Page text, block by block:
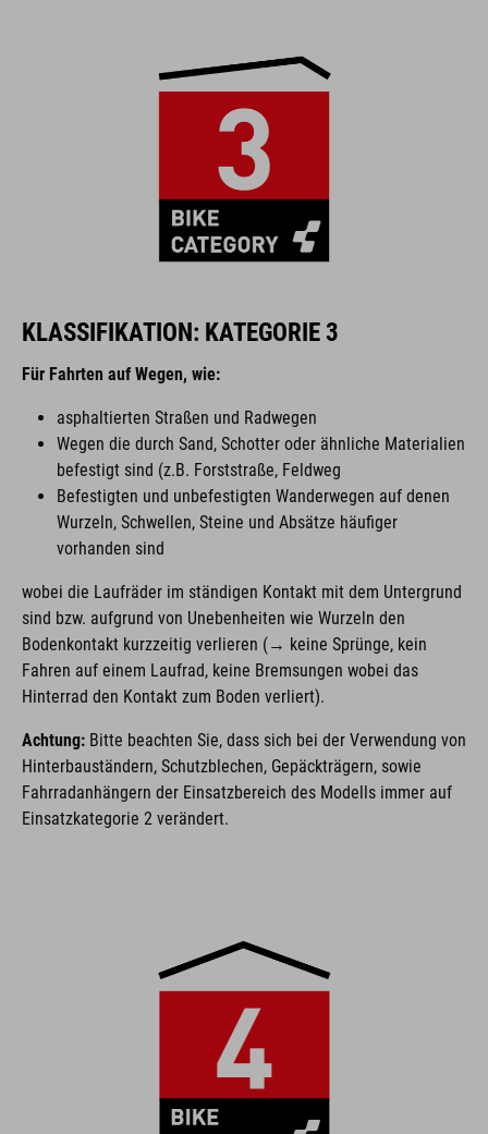
KLASSIFIKATION: KATEGORIE 3
Für Fahrten auf Wegen, wie:
asphaltierten Straßen und Radwegen
Wegen die durch Sand, Schotter oder ähnliche Materialien
befestigt sind (z.B. Forststraße, Feldweg
Befestigten und unbefestigten Wanderwegen auf denen
Wurzeln, Schwellen, Steine und Absätze häufiger
vorhanden sind
wobei die Laufräder im ständigen Kontakt mit dem Untergrund
sind bzw. aufgrund von Unebenheiten wie Wurzeln den
Bodenkontakt kurzzeitig verlieren (→ keine Sprünge, kein
Fahren auf einem Laufrad, keine Bremsungen wobei das
Hinterrad den Kontakt zum Boden verliert).
Achtung: Bitte beachten Sie, dass sich bei der Verwendung von
Hinterbauständern, Schutzblechen, Gepäckträgern, sowie
Fahrradanhängern der Einsatzbereich des Modells immer auf
Einsatzkategorie 2 verändert.